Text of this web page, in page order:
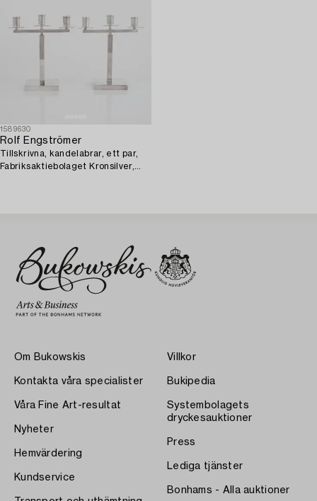
1589630
Rolf Engströmer
Tillskrivna, kandelabrar, ett par,
Fabriksaktiebolaget Kronsilver,
Om Bukowskis
Kontakta våra specialister
Våra Fine Art-resultat
Nyheter
Hemvärdering
Kundservice
Villkor
Bukipedia
Systembolagets
dryckesauktioner
Press
Lediga tjänster
Bonhams - Alla auktioner